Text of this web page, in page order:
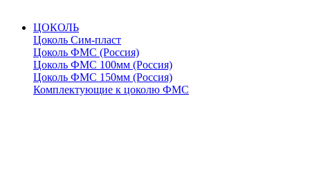
ЦОКОЛЬ
Цоколь Сим-пласт
Цоколь ФМС (Россия)
Цоколь ФМС 100мм (Россия)
Цоколь ФМС 150мм (Россия)
Комплектующие к цоколю ФМС